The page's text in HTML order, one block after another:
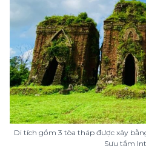
Di tích gồm 3 tòa tháp được xây
Sưu tầm